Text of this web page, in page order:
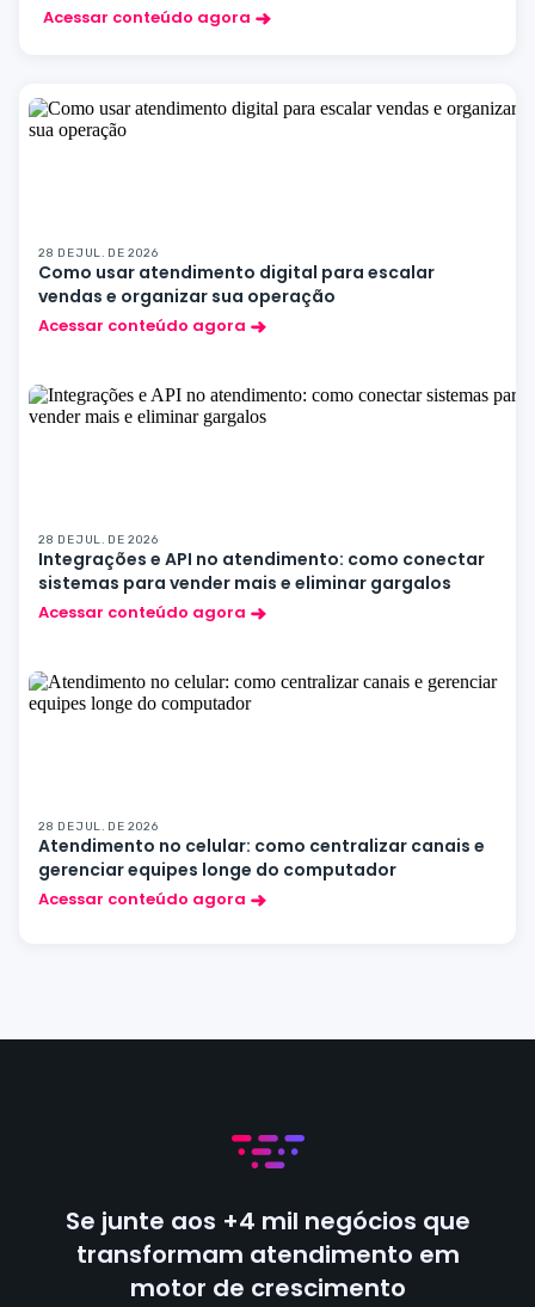
Acessar conteúdo agora
28 DE JUL. DE 2026
Como usar atendimento digital para escalar
vendas e organizar sua operação
Acessar conteúdo agora
28 DE JUL. DE 2026
Integrações e API no atendimento: como conectar
sistemas para vender mais e eliminar gargalos
Acessar conteúdo agora
28 DE JUL. DE 2026
Atendimento no celular: como centralizar canais e
gerenciar equipes longe do computador
Acessar conteúdo agora
Se junte aos +4 mil negócios que
transformam atendimento em
motor de crescimento